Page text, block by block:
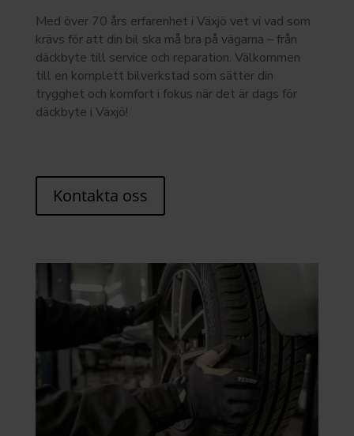
Med över 70 års erfarenhet i Växjö vet vi vad som
krävs för att din bil ska må bra på vägarna – från
däckbyte till service och reparation. Välkommen
till en komplett bilverkstad som sätter din
trygghet och komfort i fokus när det är dags för
däckbyte i Växjö!
Kontakta oss